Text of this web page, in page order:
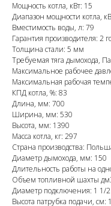
Мощность котла, кВт: 15
Диапазон мощности котла,
Вместимость воды, л: 79
Гарантия производителя: 2
Толщина стали: 5 мм
Требуемая тяга дымохода,
Максимальное рабочее
Максимальная рабочая
КПД котла, %: 83
Длина, мм: 700
Ширина, мм: 530
Высота, мм: 1390
Масса котла, кг: 297
Страна производства:
Диаметр дымохода, мм: 150
Длительность работы на
Объем топливной шахты
Диаметр подключения: 1 1/2
Высота патрубка подачи, см: